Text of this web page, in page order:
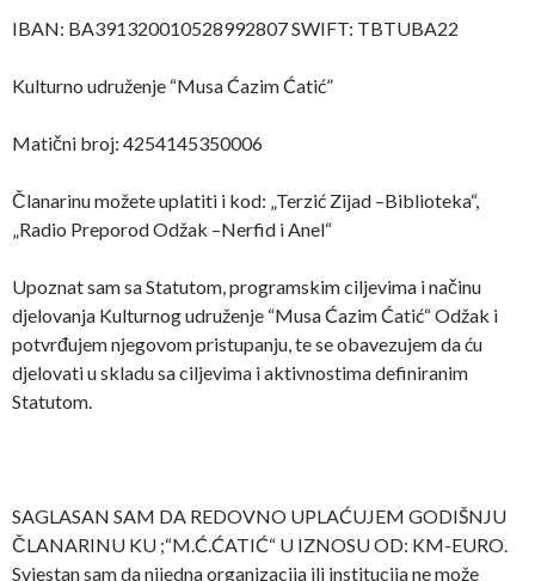
IBAN: BA391320010528992807 SWIFT: TBTUBA22
Kulturno udruženje “Musa Ćazim Ćatić”
Matični broj: 4254145350006
Članarinu možete uplatiti i kod: „Terzić Zijad –Biblioteka“,
„Radio Preporod Odžak –Nerfid i Anel“
Upoznat sam sa Statutom, programskim ciljevima i načinu
djelovanja Kulturnog udruženje “Musa Ćazim Ćatić“ Odžak i
potvrđujem njegovom pristupanju, te se obavezujem da ću
djelovati u skladu sa ciljevima i aktivnostima definiranim
Statutom.
SAGLASAN SAM DA REDOVNO UPLAĆUJEM GODIŠNJU
ČLANARINU KU ;“M.Ć.ĆATIĆ“ U IZNOSU OD: KM-EURO.
Svjestan sam da nijedna organizacija ili institucija ne može